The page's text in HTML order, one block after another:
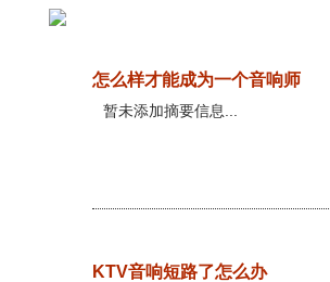
怎么样才能成为一个音响师
暂未添加摘要信息...
KTV音响短路了怎么办